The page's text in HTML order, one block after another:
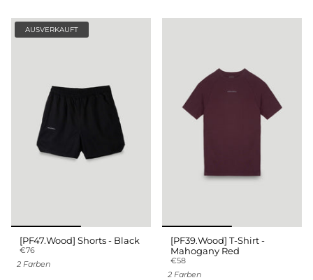
AUSVERKAUFT
[PF47.Wood] Shorts - Black
€76
2 Farben
[PF39.Wood] T-Shirt -
Mahogany Red
€58
2 Farben